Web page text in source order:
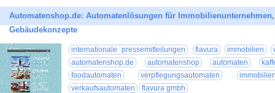
Automatenshop.de: Automatenlösungen für
Gebäudekonzepte
internationale pressemitteilungen flavura immobilien
automatenshop.de
automatenshop automaten
foodautomaten
verpflegungsautomaten
verkaufsautomaten
flavura gmbh